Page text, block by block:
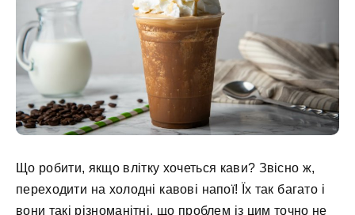
Що робити, якщо влітку хочеться кави? Звісно ж,
переходити на холодні кавові напої! Їх так багато і
вони такі різноманітні, що проблем із цим точно не